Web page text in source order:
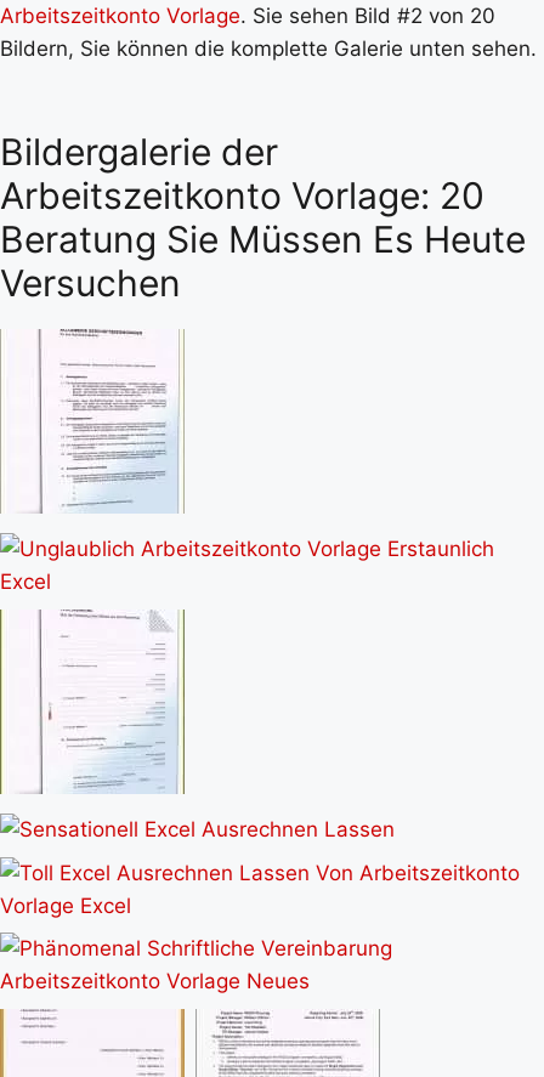
Arbeitszeitkonto Vorlage. Sie sehen Bild #2 von 20
Bildern, Sie können die komplette Galerie unten sehen.
Bildergalerie der
Arbeitszeitkonto Vorlage: 20
Beratung Sie Müssen Es Heute
Versuchen